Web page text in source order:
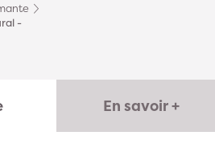
-
En savoir +